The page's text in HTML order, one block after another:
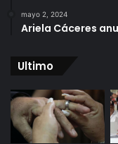
mayo 2, 2024
Ariela Cáceres
Ultimo